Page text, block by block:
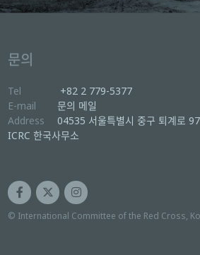
문의
Tel
+82 2 779-5377
E-mail
문의 메일
Address
04535 서울특별시 중구 퇴계로
ICRC 한국사무소
© International Committee of the Red Cross,